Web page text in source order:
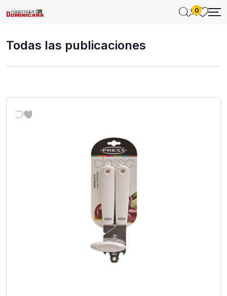
0
Todas las publicaciones